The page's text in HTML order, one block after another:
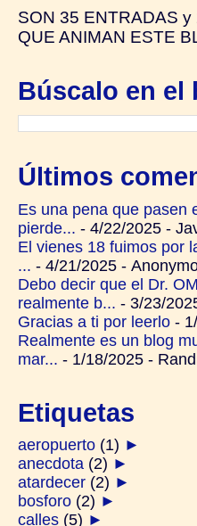
SON 35 ENTRADAS y
QUE ANIMAN ESTE
Búscalo en el
Últimos
Es una pena que pasen
pierde... - 4/22/2025 -
El vienes 18 fuimos por
... - 4/21/2025 -
Debo decir que el Dr.
realmente b... - 3/23/
Gracias a ti por leerlo -
Realmente es un blog
mar... - 1/18/2025 -
Etiquetas
aeropuerto (1) ►
anecdota (2) ►
atardecer (2) ►
bosforo (2) ►
calles (5) ►